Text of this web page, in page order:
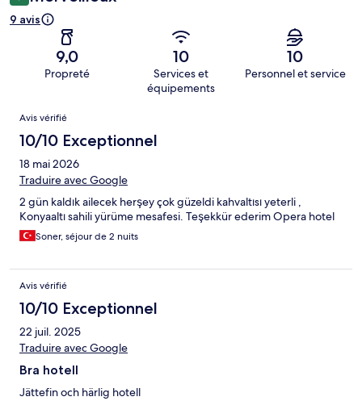
9 avis
9,0
Propreté
10
Services et
équipements
10
Personnel et service
Avis
Avis vérifié
10/10 Exceptionnel
18 mai 2026
Traduire avec Google
2 gün kaldık ailecek herşey çok güzeldi kahvaltısı yeterli ,
Konyaaltı sahili yürüme mesafesi. Teşekkür ederim Opera hotel
Soner, séjour de 2 nuits
Avis vérifié
10/10 Exceptionnel
22 juil. 2025
Traduire avec Google
Bra hotell
Jättefin och härlig hotell